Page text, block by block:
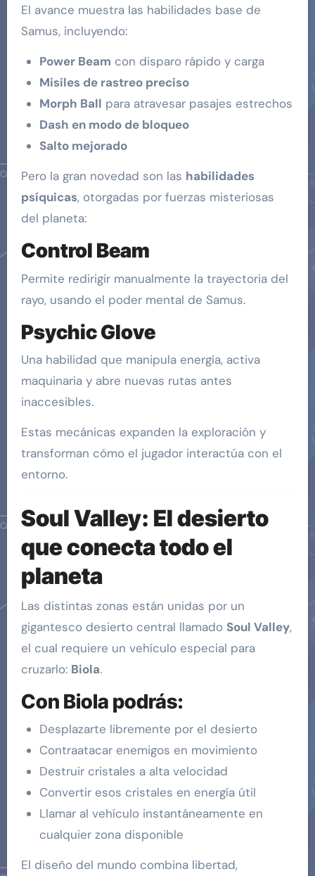
El avance muestra las habilidades base de
Samus, incluyendo:
Power Beam con disparo rápido y carga
Misiles de rastreo preciso
Morph Ball para atravesar pasajes estrechos
Dash en modo de bloqueo
Salto mejorado
Pero la gran novedad son las habilidades
psíquicas, otorgadas por fuerzas misteriosas
del planeta:
Control Beam
Permite redirigir manualmente la trayectoria del
rayo, usando el poder mental de Samus.
Psychic Glove
Una habilidad que manipula energía, activa
maquinaria y abre nuevas rutas antes
inaccesibles.
Estas mecánicas expanden la exploración y
transforman cómo el jugador interactúa con el
entorno.
Soul Valley: El desierto
que conecta todo el
planeta
Las distintas zonas están unidas por un
gigantesco desierto central llamado Soul Valley,
el cual requiere un vehículo especial para
cruzarlo: Biola.
Con Biola podrás:
Desplazarte libremente por el desierto
Contraatacar enemigos en movimiento
Destruir cristales a alta velocidad
Convertir esos cristales en energía útil
Llamar al vehículo instantáneamente en
cualquier zona disponible
El diseño del mundo combina libertad,